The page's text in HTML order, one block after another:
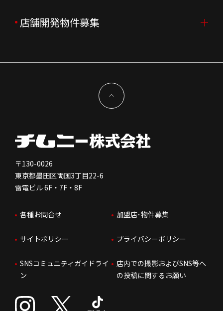
企業理念
新型コロナウイルス対応
決算資料
コーポレートガバナンス
免責事項
株価情報
IRお問合せ
中途採用
会社を知る
人を知る
はたらく環境
人財育成
サステナビリティ
よくあるご質問
FC加盟店募集TOP
独立支援について
FC加盟店お問合せ
店舗開発物件募集
〒130-0026
東京都墨田区両国3丁目22-6
雷電ビル 6F・7F・8F
各種お問合せ 加盟店･物件募集
サイトポリシー プライバシーポリシー
SNSコミュニティガイドライ
ン
店内での撮影およびSNS等へ
の投稿に関するお願い